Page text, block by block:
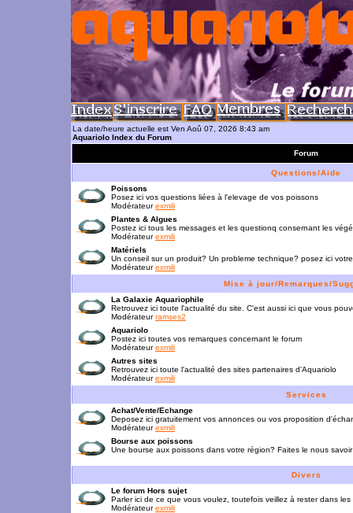
La date/heure actuelle est Ven Aoû 07, 2026 8:43 am
Aquariolo Index du Forum
Forum
Questions/Aide
Poissons
Posez ici vos questions liées à l'elevage de vos poissons
Modérateurexmili
Plantes & Algues
Postez ici tous les messages et les questionq consernant les
Modérateurexmili
Matériels
Un conseil sur un produit? Un probleme technique? posez ici
Modérateurexmili
Mise à jour/Remarques/
La Galaxie Aquariophile
Retrouvez ici toute l'actualité du site. C'est aussi ici que vous
Modérateurramses2
Aquariolo
Postez ici toutes vos remarques concernant le forum
Modérateurexmili
Autres sites
Retrouvez ici toute l'actualité des sites partenaires d'Aquariolo
Modérateurexmili
Services
Achat/Vente/Echange
Deposez ici gratuitement vos annonces ou vos proposition
Modérateurexmili
Bourse aux poissons
Une bourse aux poissons dans votre région? Faites le nous savoir
Divers
Le forum Hors sujet
Parler ici de ce que vous voulez, toutefois veillez à rester dans les
Modérateurexmili